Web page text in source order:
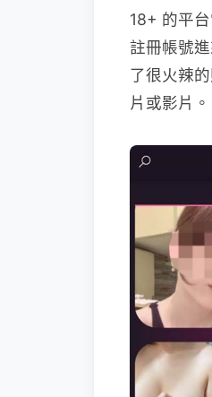
18+ 的平
註冊帳號
了很火辣
片或影片。